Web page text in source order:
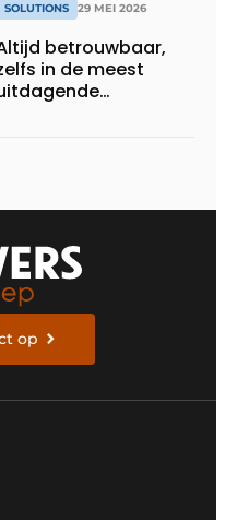
SOLUTIONS 29 MEI 2026
betrouwbaar,
in de meest
op